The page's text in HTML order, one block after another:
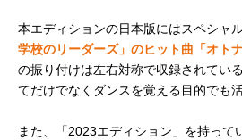
本エディションの日本版にはスペシャ
学校のリーダーズ」のヒット曲「オト
の振り付けは左右対称で収録されてい
てだけでなくダンスを覚える目的でも活
また、「2023エディション」を持って